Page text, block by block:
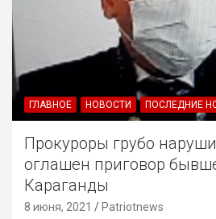
ГЛАВНОЕ НОВОСТИ ПОСЛЕДНИЕ
Прокуроры грубо
оглашен приговор
Караганды
8 июня, 2021 Patriotnews